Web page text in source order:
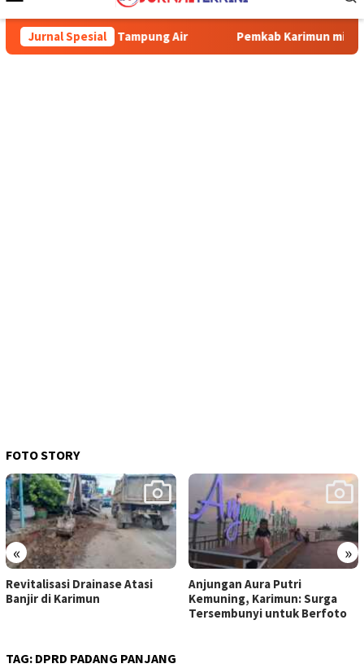
Mobile
Jurnal Spesial
Tampung Air Pemkab Karimun minta warga tidak
FOTO STORY
« »
Revitalisasi Drainase Atasi
Banjir di Karimun
Anjungan Aura Putri
Kemuning, Karimun: Surga
Tersembunyi untuk Berfoto
TAG: DPRD PADANG PANJANG